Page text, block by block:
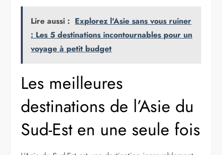
Lire aussi : Explorez l'Asie sans vous ruiner
: Les 5 destinations incontournables pour un
voyage à petit budget
Les meilleures
destinations de l’Asie du
Sud-Est en une seule fois